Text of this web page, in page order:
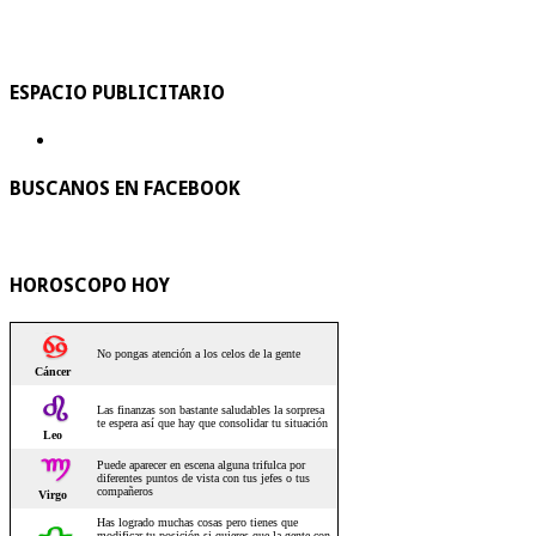
ESPACIO PUBLICITARIO
BUSCANOS EN FACEBOOK
HOROSCOPO HOY